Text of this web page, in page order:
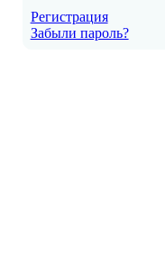
Регистрация
Забыли пароль?